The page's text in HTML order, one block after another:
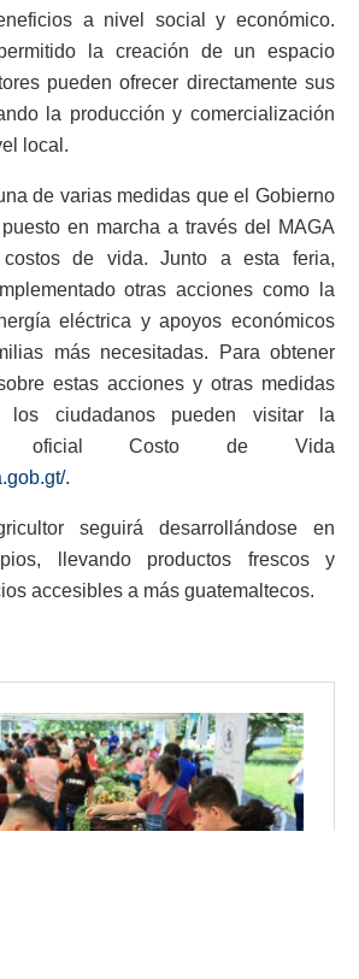
a nivel social y económico.
la creación de un espacio
pueden ofrecer directamente sus
la producción y comercialización
local.
de varias medidas que el Gobierno
en marcha a través del MAGA
de vida. Junto a esta feria,
otras acciones como la
eléctrica y apoyos económicos
más necesitadas. Para obtener
estas acciones y otras medidas
los ciudadanos pueden visitar la
oficial Costo de Vida
.
seguirá desarrollándose en
llevando productos frescos y
accesibles a más guatemaltecos.